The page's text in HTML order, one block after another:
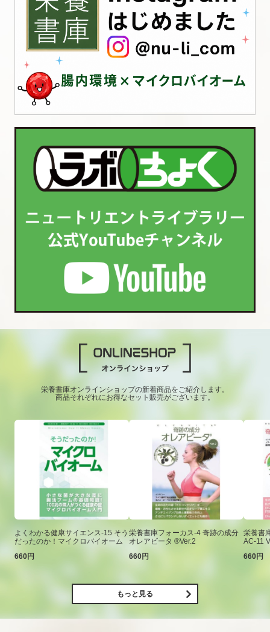
栄養書庫オンラインショップの新着商品をご紹介します。
商品それぞれにお得なセット販売がございます。
よくわかる健康サイエンス-15 そう
だったのか！マイクロバイオーム
660円
栄養書庫フォーカス-4 奇跡の成分
オレアビータ ®Ver.2
660円
栄養書
AC-11
660円
もっと見る